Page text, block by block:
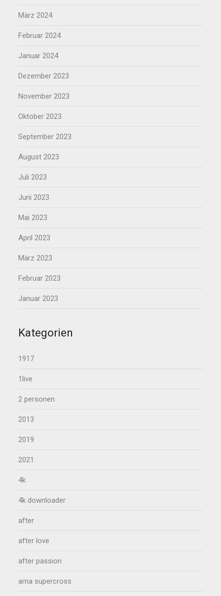
März 2024
Februar 2024
Januar 2024
Dezember 2023
November 2023
Oktober 2023
September 2023
August 2023
Juli 2023
Juni 2023
Mai 2023
April 2023
März 2023
Februar 2023
Januar 2023
Kategorien
1917
1live
2 personen
2013
2019
2021
4k
4k downloader
after
after love
after passion
ama supercross